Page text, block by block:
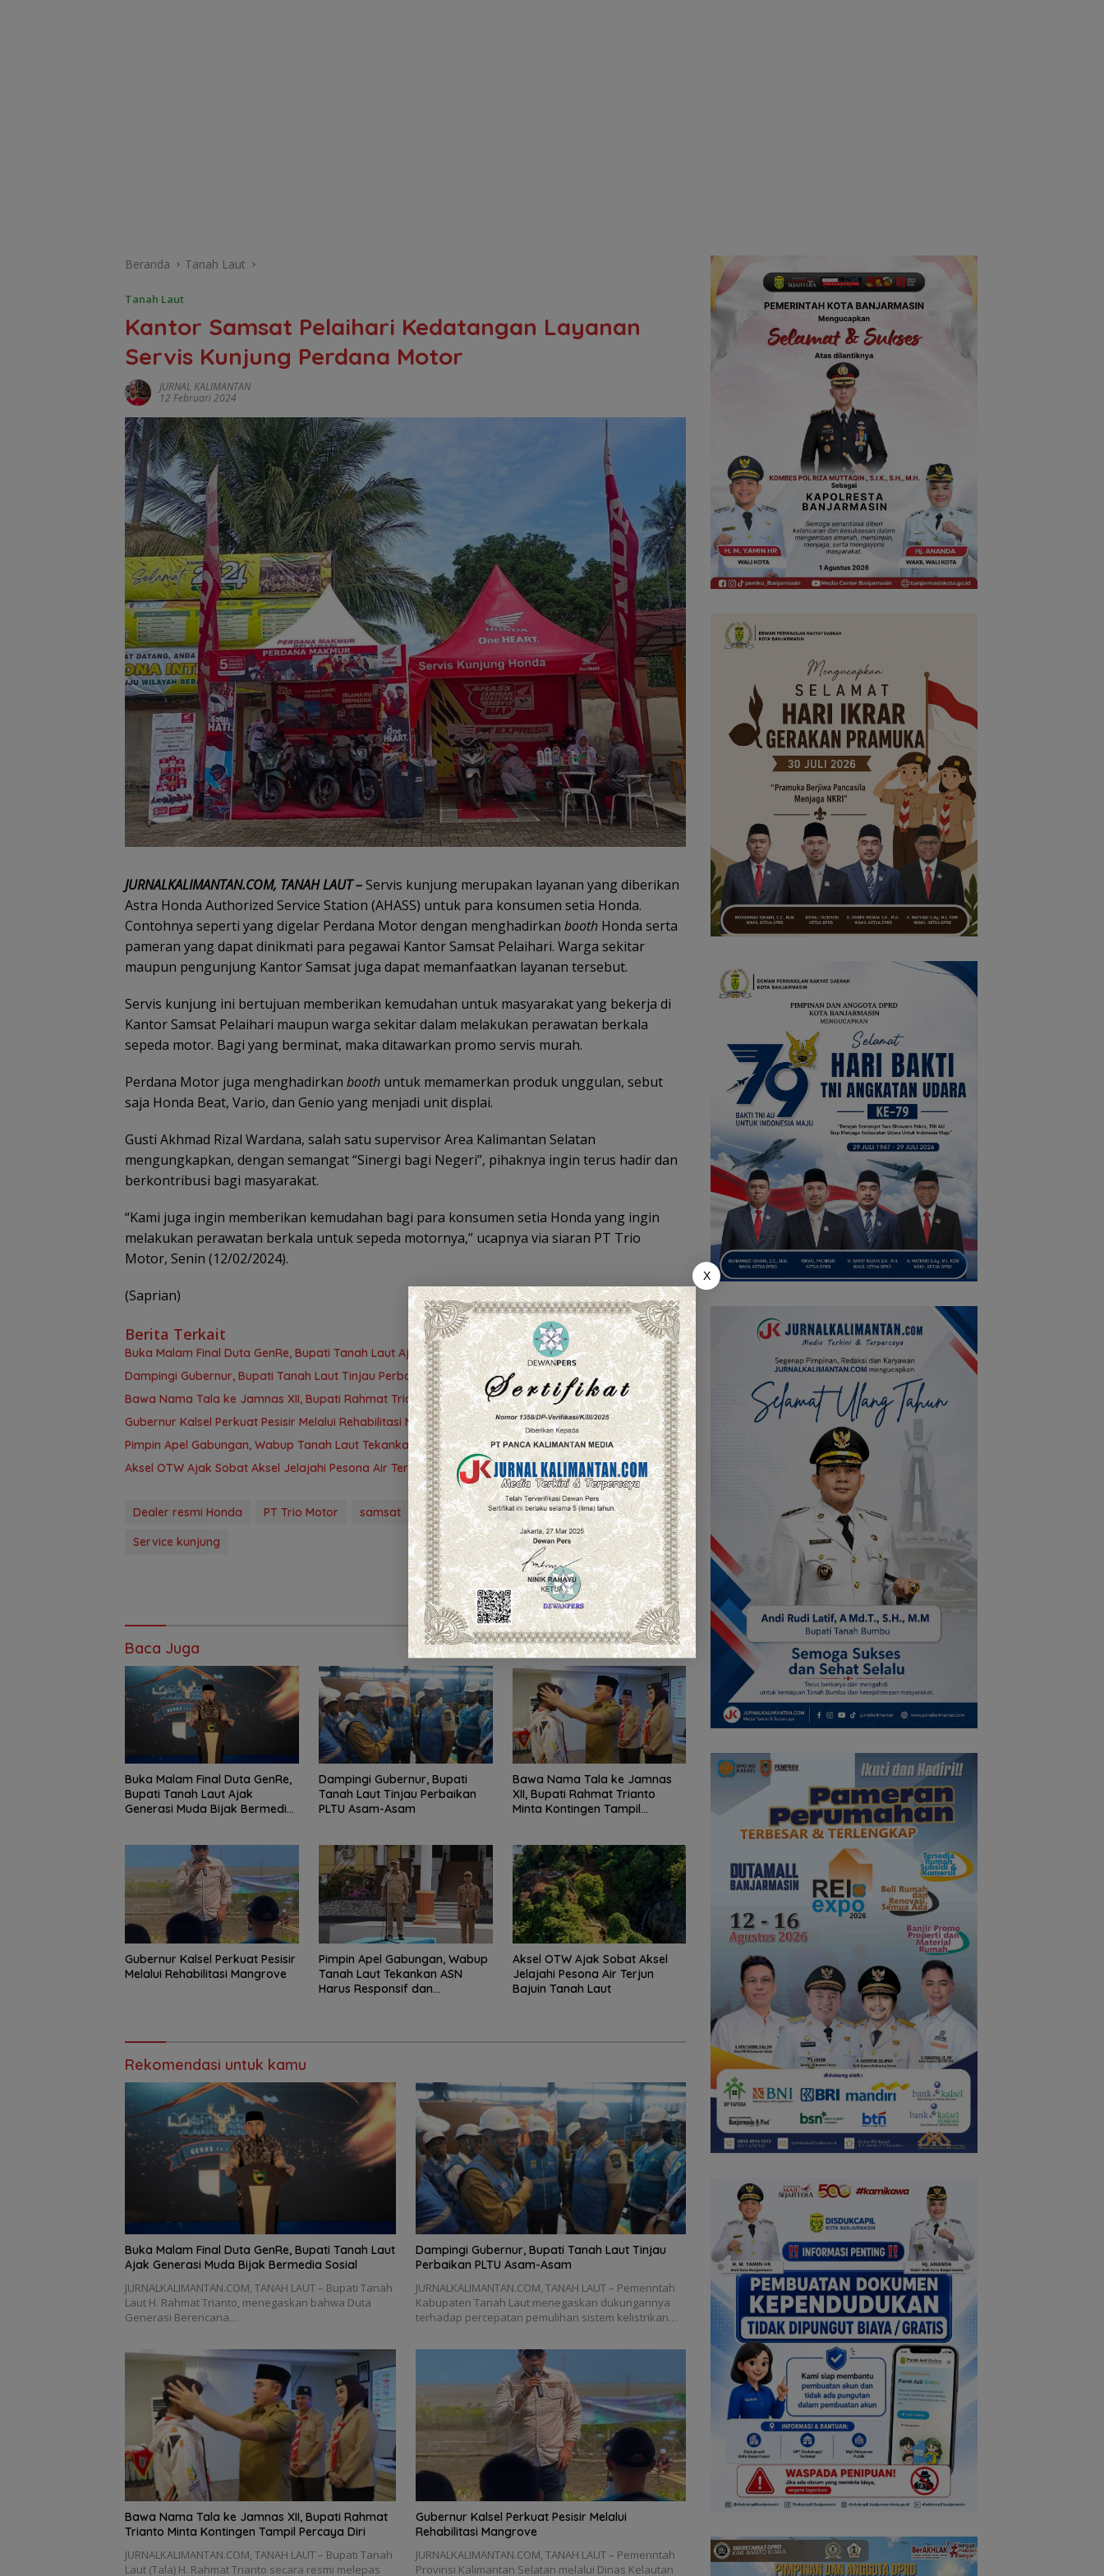
Beranda Tanah Laut
Tanah Laut
Kantor Samsat Pelaihari Kedatangan Layanan
Servis Kunjung Perdana Motor
JURNAL KALIMANTAN
12 Februari 2024
JURNALKALIMANTAN.COM, TANAH LAUT –Servis kunjung merupakan layanan yang diberikan
Astra Honda Authorized Service Station (AHASS) untuk para konsumen setia Honda.
Contohnya seperti yang digelar Perdana Motor dengan menghadirkan booth Honda serta
pameran yang dapat dinikmati para pegawai Kantor Samsat Pelaihari. Warga sekitar
maupun pengunjung Kantor Samsat juga dapat memanfaatkan layanan tersebut.
Servis kunjung ini bertujuan memberikan kemudahan untuk masyarakat yang bekerja di
Kantor Samsat Pelaihari maupun warga sekitar dalam melakukan perawatan berkala
sepeda motor. Bagi yang berminat, maka ditawarkan promo servis murah.
Perdana Motor juga menghadirkan booth untuk memamerkan produk unggulan, sebut
saja Honda Beat, Vario, dan Genio yang menjadi unit displai.
Gusti Akhmad Rizal Wardana, salah satu supervisor Area Kalimantan Selatan
mengungkapkan, dengan semangat “Sinergi bagi Negeri”, pihaknya ingin terus hadir dan
berkontribusi bagi masyarakat.
“Kami juga ingin memberikan kemudahan bagi para konsumen setia Honda yang ingin
melakukan perawatan berkala untuk sepeda motornya,” ucapnya via siaran PT Trio
Motor, Senin (12/02/2024).
(Saprian)
Berita Terkait
Buka Malam Final Duta GenRe, Bupati Tanah Laut Ajak Generasi Muda Bijak Bermedia Sosial
Dampingi Gubernur, Bupati Tanah Laut Tinjau Perbaikan PLTU Asam-Asam
Bawa Nama Tala ke Jamnas XII, Bupati Rahmat Trianto Minta Kontingen Tampil Percaya Diri
Gubernur Kalsel Perkuat Pesisir Melalui Rehabilitasi Mangrove
Pimpin Apel Gabungan, Wabup Tanah Laut Tekankan ASN Harus Responsif dan Profesional
Aksel OTW Ajak Sobat Aksel Jelajahi Pesona Air Terjun Bajuin Tanah Laut
Dealer resmi Honda PT Trio Motor samsat
Semangat Sinergi bagi Negeri
Service kunjung
Baca Juga
Buka Malam Final Duta GenRe,
Bupati Tanah Laut Ajak
Generasi Muda Bijak Bermedia
Dampingi Gubernur, Bupati
Tanah Laut Tinjau Perbaikan
PLTU Asam-Asam
Bawa Nama Tala ke Jamnas
XII, Bupati Rahmat Trianto
Minta Kontingen Tampil
Gubernur Kalsel Perkuat Pesisir
Melalui Rehabilitasi Mangrove
Pimpin Apel Gabungan, Wabup
Tanah Laut Tekankan ASN
Harus Responsif dan
Aksel OTW Ajak Sobat Aksel
Jelajahi Pesona Air Terjun
Bajuin Tanah Laut
Rekomendasi untuk kamu
Buka Malam Final Duta GenRe, Bupati Tanah Laut
Ajak Generasi Muda Bijak Bermedia Sosial
JURNALKALIMANTAN.COM, TANAH LAUT – Bupati Tanah
Laut H. Rahmat Trianto, menegaskan bahwa Duta
Generasi Berencana…
Dampingi Gubernur, Bupati Tanah Laut Tinjau
Perbaikan PLTU Asam-Asam
JURNALKALIMANTAN.COM, TANAH LAUT – Pemerintah
Kabupaten Tanah Laut menegaskan dukungannya
terhadap percepatan pemulihan sistem kelistrikan…
Bawa Nama Tala ke Jamnas XII, Bupati Rahmat
Trianto Minta Kontingen Tampil Percaya Diri
JURNALKALIMANTAN.COM, TANAH LAUT – Bupati Tanah
Laut (Tala) H. Rahmat Trianto secara resmi melepas
Gubernur Kalsel Perkuat Pesisir Melalui
Rehabilitasi Mangrove
JURNALKALIMANTAN.COM, TANAH LAUT – Pemerintah
Provinsi Kalimantan Selatan melalui Dinas Kelautan
X